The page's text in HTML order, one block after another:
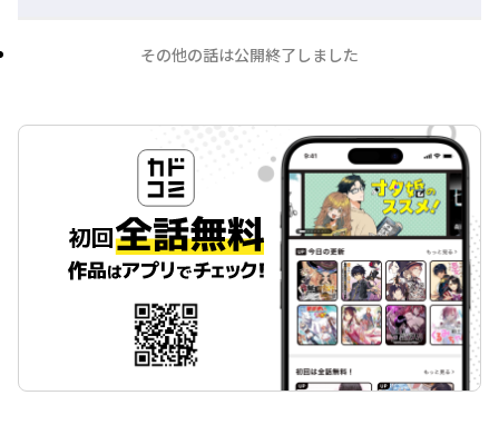
その他の話は公開終了しました